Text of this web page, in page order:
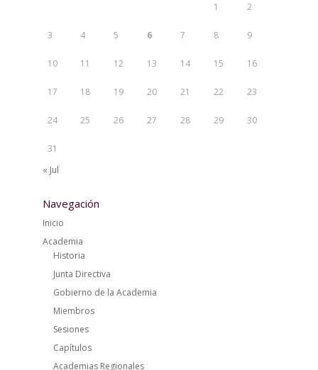
1 2
3 4 5 6 7 8 9
10 11 12 13 14 15 16
17 18 19 20 21 22 23
24 25 26 27 28 29 30
31
« Jul
Navegación
Inicio
Academia
Historia
Junta Directiva
Gobierno de la Academia
Miembros
Sesiones
Capítulos
Academias Regionales